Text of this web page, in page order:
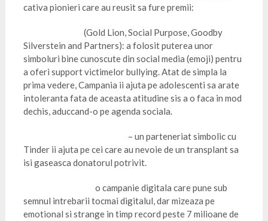
cativa pionieri care au reusit sa fure premii:
(Gold Lion, Social Purpose, Goodby
Silverstein and Partners): a folosit puterea unor
simboluri bine cunoscute din social media (emoji) pentru
a oferi support victimelor bullying. Atat de simpla la
prima vedere, Campania ii ajuta pe adolescenti sa arate
intoleranta fata de aceasta atitudine sis a o faca in mod
dechis, aduccand-o pe agenda sociala.
– un parteneriat simbolic cu
Tinder ii ajuta pe cei care au nevoie de un transplant sa
isi gaseasca donatorul potrivit.
o campanie digitala care pune sub
semnul intrebarii tocmai digitalul, dar mizeaza pe
emotional si strange in timp record peste 7 milioane de